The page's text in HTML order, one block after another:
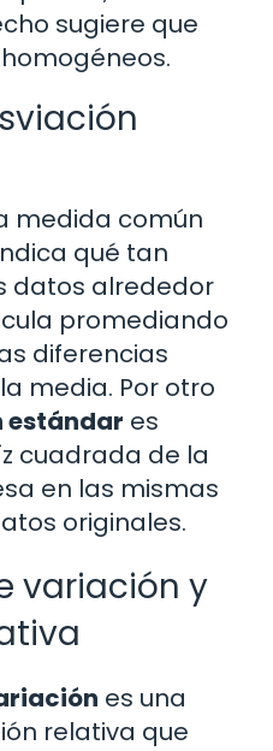
sugiere que
medida común
qué tan
datos alrededor
promediando
diferencias
media. Por otro
estándar es
cuadrada de la
en las mismas
originales.
variación y
es una
relativa que